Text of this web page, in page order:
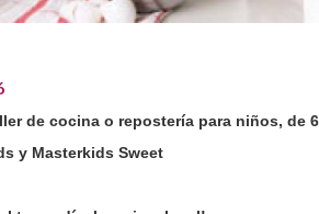
de cocina o repostería para niños, de
y Masterkids Sweet